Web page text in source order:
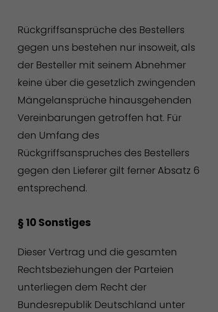
Rückgriffsansprüche des Bestellers
gegen uns bestehen nur insoweit, als
der Besteller mit seinem Abnehmer
keine über die gesetzlich zwingenden
Mängelansprüche hinausgehenden
Vereinbarungen getroffen hat. Für
den Umfang des
Rückgriffsanspruches des Bestellers
gegen den Lieferer gilt ferner Absatz 6
entsprechend.
§ 10 Sonstiges
Dieser Vertrag und die gesamten
Rechtsbeziehungen der Parteien
unterliegen dem Recht der
Bundesrepublik Deutschland unter